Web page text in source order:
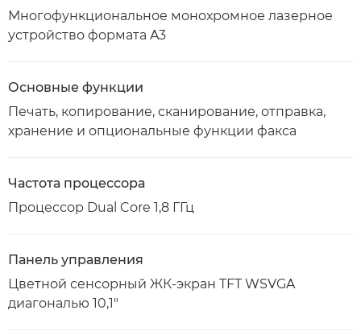
Многофункциональное монохромное лазерное
устройство формата A3
Основные функции
Печать, копирование, сканирование, отправка,
хранение и опциональные функции факса
Частота процессора
Процессор Dual Core 1,8 ГГц
Панель управления
Цветной сенсорный ЖК-экран TFT WSVGA
диагональю 10,1"